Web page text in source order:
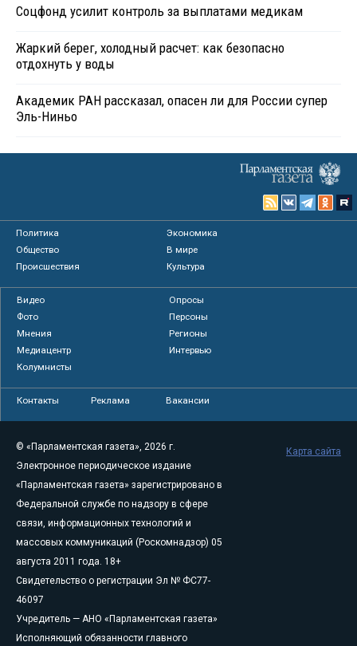
Соцфонд усилит контроль за выплатами медикам
Жаркий берег, холодный расчет: как безопасно
отдохнуть у воды
Академик РАН рассказал, опасен ли для России супер
Эль-Ниньо
Политика
Экономика
Общество
В мире
Происшествия
Культура
Видео
Опросы
Фото
Персоны
Мнения
Регионы
Медиацентр
Интервью
Колумнисты
Контакты Реклама Вакансии
© «Парламентская газета», 2026 г.
Электронное периодическое издание
«Парламентская газета» зарегистрировано в
Федеральной службе по надзору в сфере
связи, информационных технологий и
массовых коммуникаций (Роскомнадзор) 05
августа 2011 года. 18+
Свидетельство о регистрации Эл № ФС77-
46097
Учредитель — АНО «Парламентская газета»
Исполняющий обязанности главного
Карта сайта